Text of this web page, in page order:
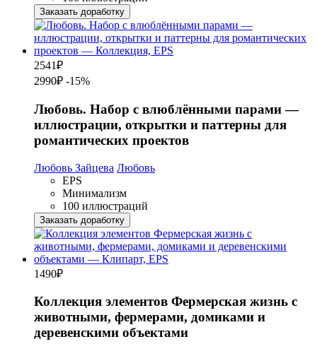
Заказать доработку
2541₽
2990₽ -15%
Любовь. Набор с влюблёнными парами —
иллюстрации, открытки и паттерны для
романтических проектов
Любовь Зайцева Любовь
EPS
Минимализм
100 иллюстраций
Заказать доработку
1490₽
Коллекция элементов Фермерская жизнь с
животными, фермерами, домиками и
деревенскими объектами